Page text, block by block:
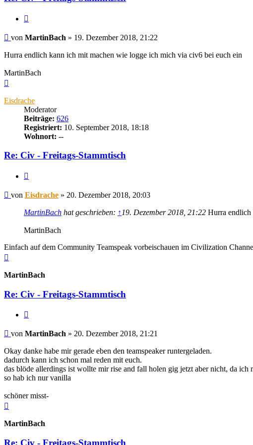
Beitrag
von MartinBach » 19. Dezember 2018, 21:22
Hurra endlich kann ich mit machen wie logge ich mich via civ6 bei euch ein
MartinBach
Eisdrache
Moderator
Beiträge: 626
Registriert: 10. September 2018, 18:18
Wohnort: --
Re: Civ - Freitags-Stammtisch
Beitrag
von Eisdrache » 20. Dezember 2018, 20:03
MartinBach hat geschrieben: ↑ 19. Dezember 2018, 21:22 Hurra endlich
MartinBach
Einfach auf dem Community Teamspeak vorbeischauen im Civilization
MartinBach
Re: Civ - Freitags-Stammtisch
Beitrag
von MartinBach » 20. Dezember 2018, 21:21
Okay danke habe mir gerade eben den teamspeaker runtergeladen.
dadurch kann ich schon mal reden mit euch.
das blöde allerdings ist wollte mir rise and fall holen gig jetzt aber nicht, da
so hab ich nur vanilla
schöner misst-
MartinBach
Re: Civ - Freitags-Stammtisch